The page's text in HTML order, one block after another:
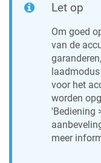
Let op
Om goed
van de
voor het
worden
'Bediening
meer